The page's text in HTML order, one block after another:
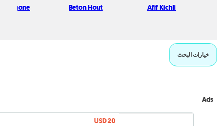
Afif Kichli
Beton Hout
Phone
خيارات البحث
Ads
USD 20